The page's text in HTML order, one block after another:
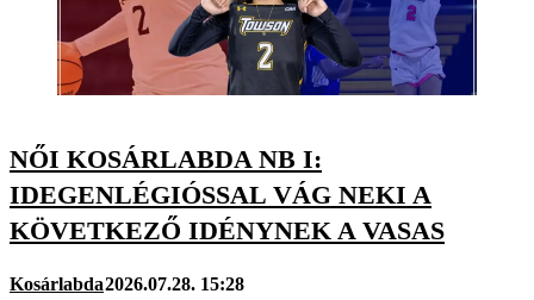
NŐI KOSÁRLABDA NB I:
IDEGENLÉGIÓSSAL VÁG NEKI A
KÖVETKEZŐ IDÉNYNEK A VASAS
Kosárlabda2026.07.28. 15:28